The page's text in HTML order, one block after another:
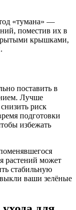
«тумана» —
поместив их в
крышками,
поставить в
Лучше
риск
подготовки
избежать
растений может
стабильную
ваши зелёные